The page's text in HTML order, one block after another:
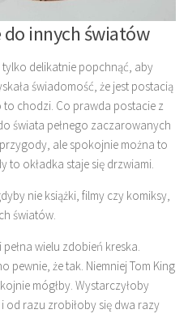
do innych światów
tylko delikatnie popchnąć, aby
świadomość, że jest postacią
to chodzi. Co prawda postacie z
świata pełnego zaczarowanych
ale spokojnie można to
to okładka staje się drzwiami.
nie książki, filmy czy komiksy,
światów.
wielu zdobień kreska.
pewnie, że tak. Niemniej Tom King
mógłby. Wystarczyłoby
od razu zrobiłoby się dwa razy